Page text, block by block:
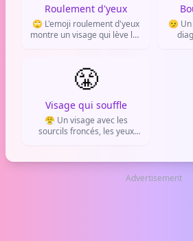
Roulement d'yeux
🙄 L'emoji roulement d'yeux
montre un visage qui lève les
sarcasme ou le mépris face
à une situation.
🫤 Un
😤
Visage qui souffle
😤 Un visage avec les
sourcils froncés, les yeux
la frustration, la colère
Advertisement